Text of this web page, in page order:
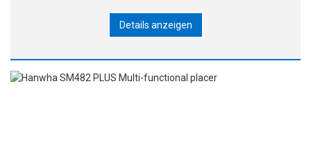
reduziert. ▶Durch den Einsatz dreidimensionaler
Details anzeigen